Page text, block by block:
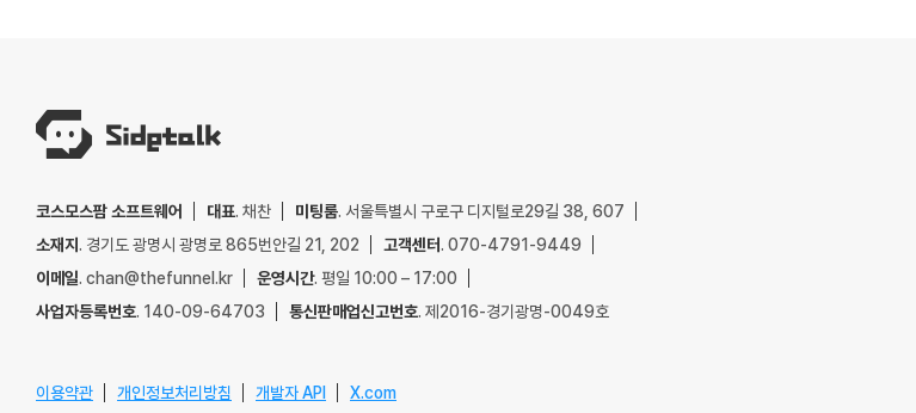
코스모스팜 소프트웨어 대표. 채찬 미팅룸. 서울특별시 구로구 디지털로29길 38, 607
소재지. 경기도 광명시 광명로 865번안길 21, 202 고객센터. 070-4791-9449
이메일. chan@thefunnel.kr 운영시간. 평일 10:00 – 17:00
사업자등록번호. 140-09-64703 통신판매업신고번호. 제2016-경기광명-0049호
이용약관 개인정보처리방침 개발자 API X.com